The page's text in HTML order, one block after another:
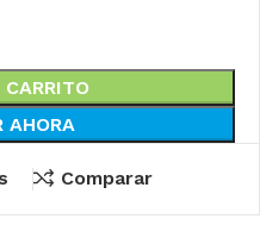
AHORA
Comparar